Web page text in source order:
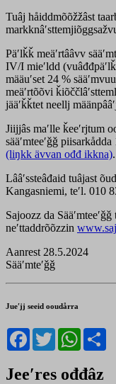
Tuâj håiddmõõžžâst
Päʹlǩǩ meäʹrtââvv
IV/I mieʹldd
määuʹset 24 %
meäʹrtõõvi
jääʹǩǩtet neellj
Jiijjâs maʹlle ǩeeʹrjtum
sääʹmteeʹǧǧ
(liŋkk ävvan ođđ ikkna).
Lââʹssteâđaid tuâjast
Kangasniemi, teʹl. 010
Sajoozz da
neʹttaddrõõzzin
Aanrest 28.5.2024
Sääʹmteʹǧǧ
Jueʹjj seeid ooudårra
Facebook
Twitter
Jeeʹres ođđâz